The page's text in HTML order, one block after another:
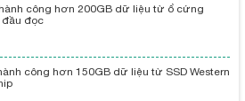
công hơn 200GB dữ liệu từ ổ cứng
đầu đọc
công hơn 150GB dữ liệu từ SSD Western